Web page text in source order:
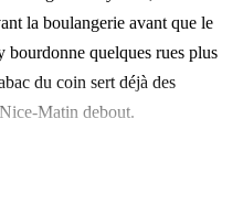
plan to spend their days out
the Baie des Anges — and
to come home to.
la boulangerie avant que le
bourdonne quelques rues plus
du coin sert déjà des
Matin debout.
la Libération, à trois minutes
celui pour touristes sur le